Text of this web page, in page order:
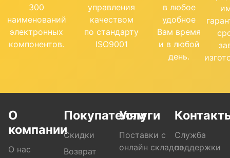
300
наименований
электронных
компонентов.
управления
качеством
по стандарту
ISO9001
в любое
удобное
Вам время
и в любой
день.
О
компании
О нас
Покупателям
Скидки
Возврат
Услуги
Поставки с
онлайн складов
Служба
поддержки